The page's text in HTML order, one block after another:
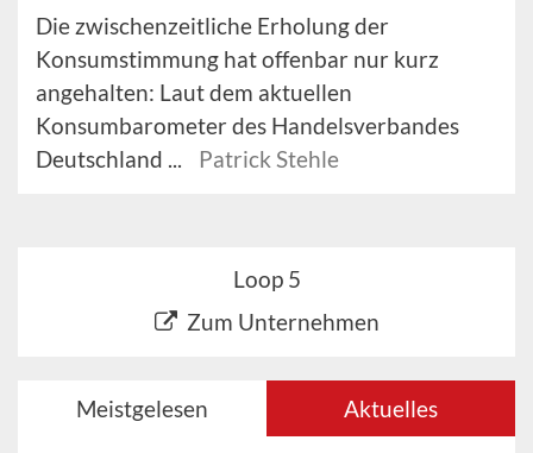
Die zwischenzeitliche Erholung der
Konsumstimmung hat offenbar nur kurz
angehalten: Laut dem aktuellen
Konsumbarometer des Handelsverbandes
Deutschland ...
Patrick Stehle
Loop 5
Zum Unternehmen
Meistgelesen Aktuelles